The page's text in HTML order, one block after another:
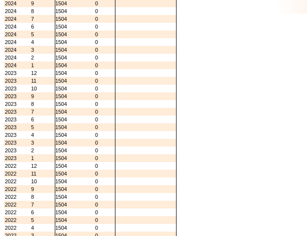
2024
9 1504
0
2024
8 1504
0
2024
7 1504
0
2024
6 1504
0
2024
5 1504
0
2024
4 1504
0
2024
3 1504
0
2024
2 1504
0
2024
1 1504
0
2023
12 1504
0
2023
11 1504
0
2023
10 1504
0
2023
9 1504
0
2023
8 1504
0
2023
7 1504
0
2023
6 1504
0
2023
5 1504
0
2023
4 1504
0
2023
3 1504
0
2023
2 1504
0
2023
1 1504
0
2022
12 1504
0
2022
11 1504
0
2022
10 1504
0
2022
9 1504
0
2022
8 1504
0
2022
7 1504
0
2022
6 1504
0
2022
5 1504
0
2022
4 1504
0